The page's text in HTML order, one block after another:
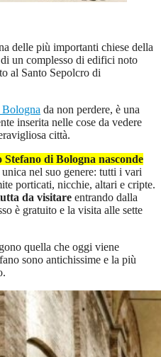
delle più importanti chiese della
un complesso di edifici noto
al Santo Sepolcro di
Bologna da non perdere, è una
inserita nelle cose da vedere
città.
Stefano di Bologna nasconde
nel suo genere: tutti i vari
porticati, nicchie, altari e cripte.
da visitare entrando dalla
è gratuito e la visita alle sette
quella che oggi viene
sono antichissime e la più